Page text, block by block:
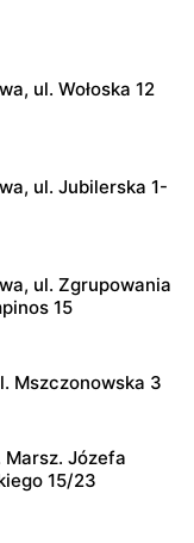
ul. Wołoska 12
ul. Jubilerska 1-
ul. Zgrupowania
15
Mszczonowska 3
Marsz. Józefa
15/23